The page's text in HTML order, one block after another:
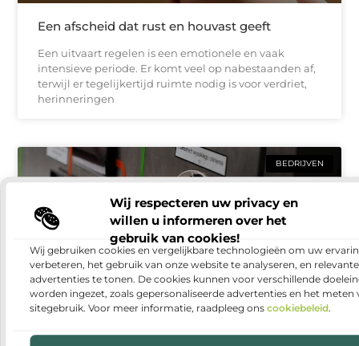
Wij respecteren uw privacy en
willen u informeren over het
gebruik van cookies!
Wij gebruiken cookies en vergelijkbare technologieën om uw
verbeteren, het gebruik van onze website te analyseren, en relevante
advertenties te tonen. De cookies kunnen voor verschillende
worden ingezet, zoals gepersonaliseerde advertenties en het meten
sitegebruik. Voor meer informatie, raadpleeg ons cookiebeleid.
Een afscheid dat rust en houvast geeft
Een uitvaart regelen is een emotionele en vaak
intensieve periode. Er komt veel op nabestaanden af,
terwijl er tegelijkertijd ruimte nodig is voor verdriet,
herinneringen
BEDRIJVEN
Warmtepomp installeren: duurzaam en